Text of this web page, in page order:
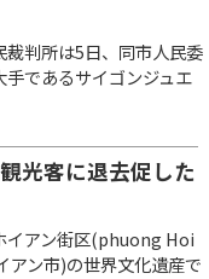
判所は5日、同市人民委
であるサイゴンジュエ
光客に退去促した
イアン街区(phuong Hoi
アン市)の世界文化遺産で